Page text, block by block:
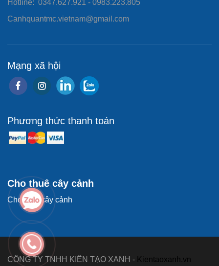
Cho thuê cây cảnh
Cho thuê cây cảnh
Hotline: 0347.627.921 - 0983.223.805
Canhquantmc.vietnam@gmail.com
Mạng xã hội
Phương thức thanh toán
CÔNG TY TNHH KIẾN TẠO XANH - Kientaoxanh.vn